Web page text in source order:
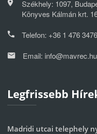
Székhely: 1097,
Könyves Kálmán krt.
Telefon: +36 1 476 3476
Email: info@mavrec.hu
Legfrissebb
Madridi utcai telephely